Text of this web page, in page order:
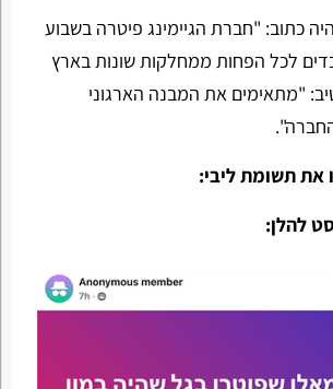
כתוב: "חברת הגיימינג פיטרה בשבוע
לכל הפחות ממחלקות שונות בארץ
"מתאימים את המבנה הארגוני
את תשומת ליבי:
להלן: